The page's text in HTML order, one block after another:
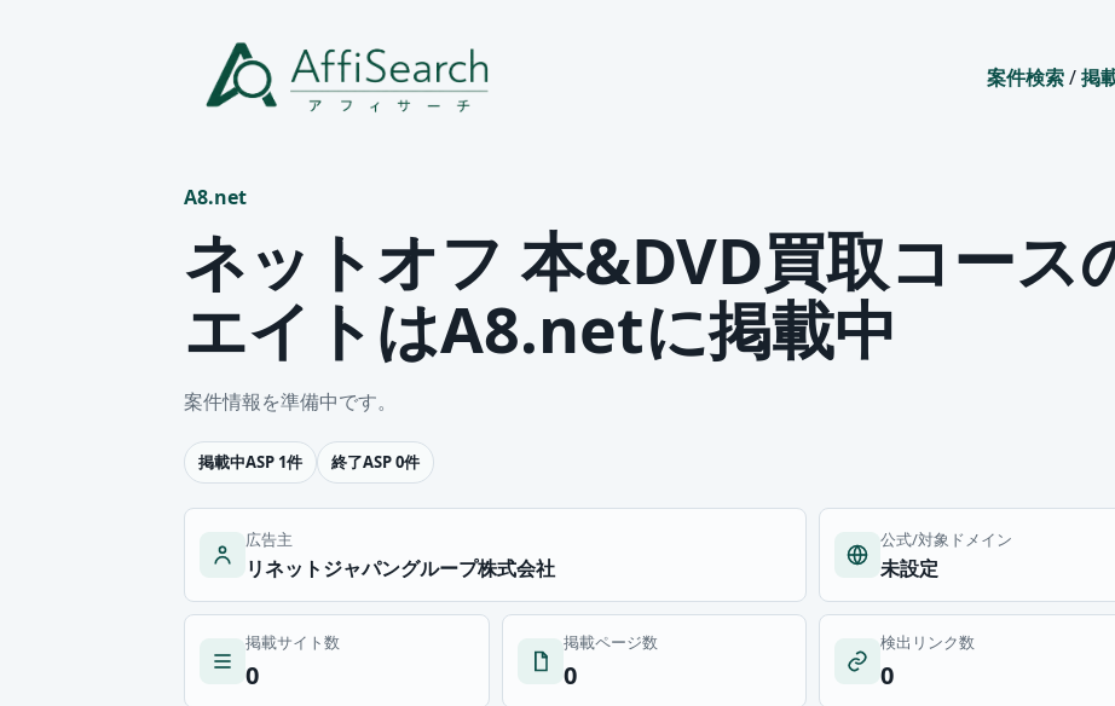
案件検索/掲
A8.net
ネットオフ 本&DVD買取コース
エイトはA8.netに掲載中
案件情報を準備中です。
掲載中ASP 1件 終了ASP 0件
広告主
リネットジャパングループ株式会社
公式/対象ドメイン
未設定
掲載サイト数
0
掲載ページ数
0
検出リンク数
0